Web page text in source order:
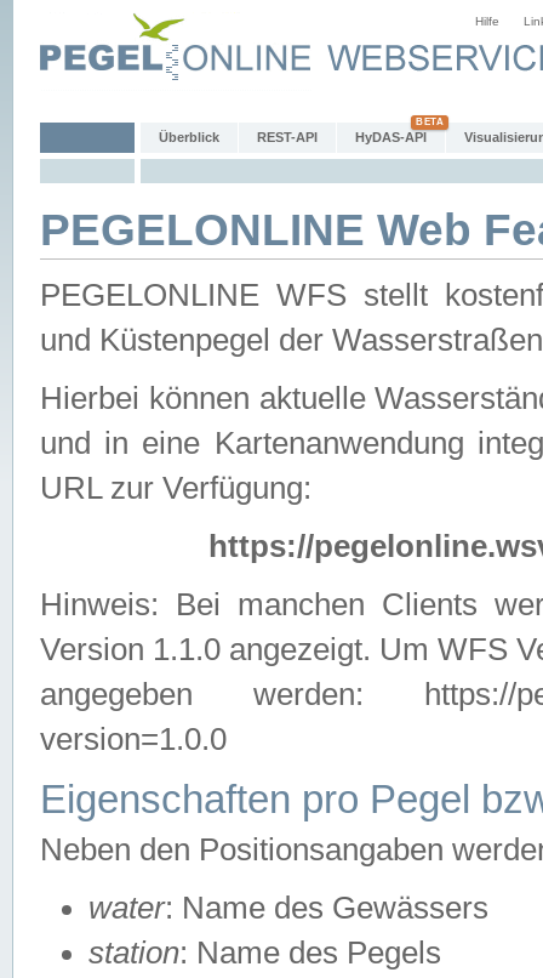
Hilfe
Überblick REST-API HyDAS-API
PEGELONLINE Web
PEGELONLINE WFS stellt
und Küstenpegel der
Hierbei können aktuelle
und in eine Kartenanwendung
URL zur Verfügung:
https://
Hinweis: Bei manchen Clients
Version 1.1.0 angezeigt. Um WFS
angegeben werden: https://
version=1.0.0
Eigenschaften pro Pegel
Neben den Positionsangaben
water: Name des Gewässers
station: Name des Pegels